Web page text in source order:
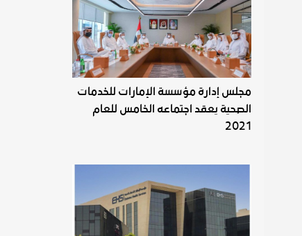
مجلس إدارة مؤسسة الإمارات للخدمات
الصحية يعقد اجتماعه الخامس للعام
2021